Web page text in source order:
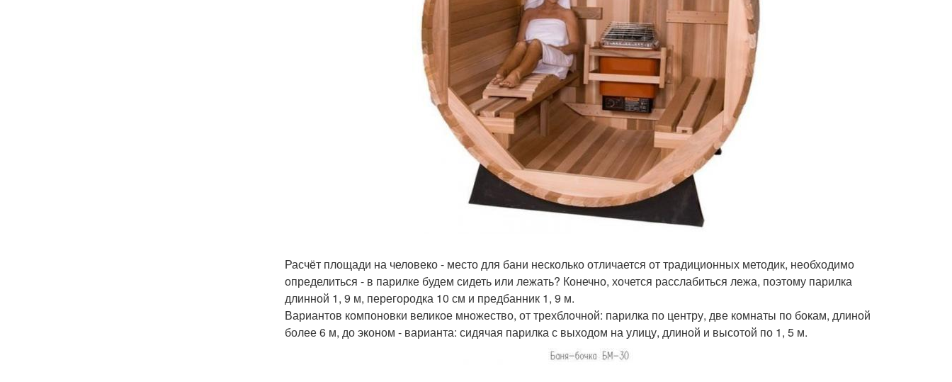
Расчёт площади на человеко - место для бани несколько отличается от традиционных методик, необходимо
определиться - в парилке будем сидеть или лежать? Конечно, хочется расслабиться лежа, поэтому парилка
длинной 1, 9 м, перегородка 10 см и предбанник 1, 9 м.
Вариантов компоновки великое множество, от трехблочной: парилка по центру, две комнаты по бокам, длиной
более 6 м, до эконом - варианта: сидячая парилка с выходом на улицу, длиной и высотой по 1, 5 м.